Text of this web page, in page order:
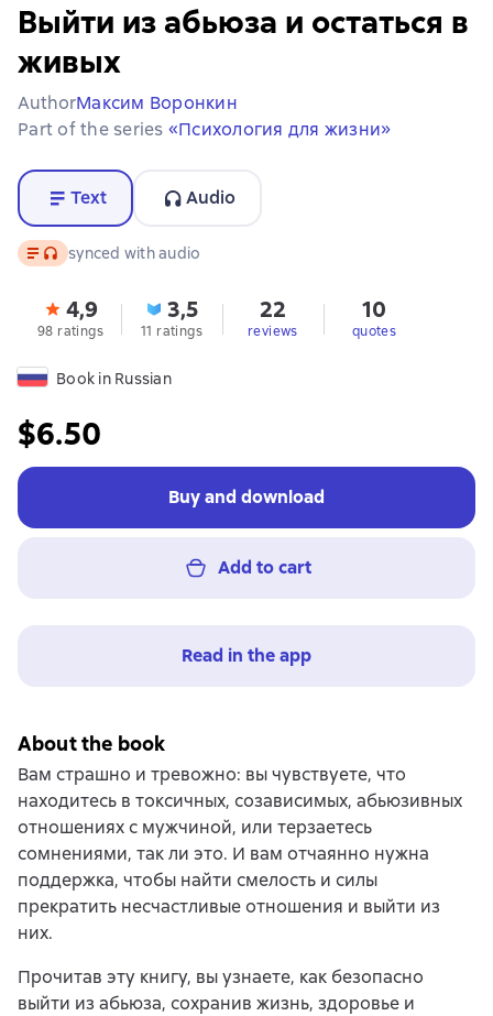
Выйти из абьюза и остаться в
живых
AuthorМаксим Воронкин
Part of the series «Психология для жизни»
Text Audio
Text, audio format available
synced with audio
4,9
98 ratings
3,5
11 ratings
22
reviews
10
quotes
Book in Russian
$6.50
Buy and download
Add to cart
Read in the app
About the book
Вам страшно и тревожно: вы чувствуете, что
находитесь в токсичных, созависимых, абьюзивных
отношениях с мужчиной, или терзаетесь
сомнениями, так ли это. И вам отчаянно нужна
поддержка, чтобы найти смелость и силы
прекратить несчастливые отношения и выйти из
них.
Прочитав эту книгу, вы узнаете, как безопасно
выйти из абьюза, сохранив жизнь, здоровье и